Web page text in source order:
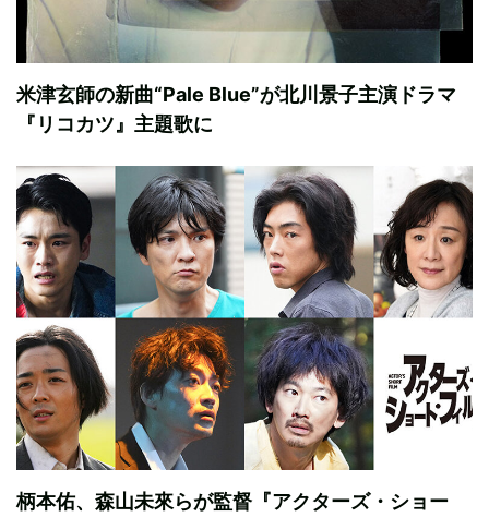
米津玄師の新曲“Pale Blue”が北川景子主演ドラマ
『リコカツ』主題歌に
柄本佑、森山未來らが監督『アクターズ・ショー